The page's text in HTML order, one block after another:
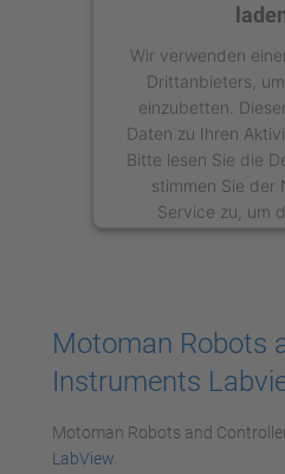
Wir verwenden
Drittanbieters,
einzubetten.
Daten zu Ihren
Bitte lesen Sie die
stimmen Sie der
Service zu, um
Motoman Robots
Instruments
Motoman Robots and
LabView